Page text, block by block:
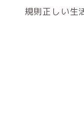
規則正しい生